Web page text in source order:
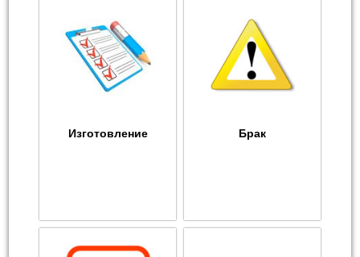
Изготовление Брак